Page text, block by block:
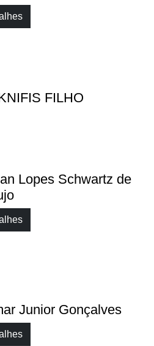
FILHO
Lopes Schwartz de
Junior Gonçalves